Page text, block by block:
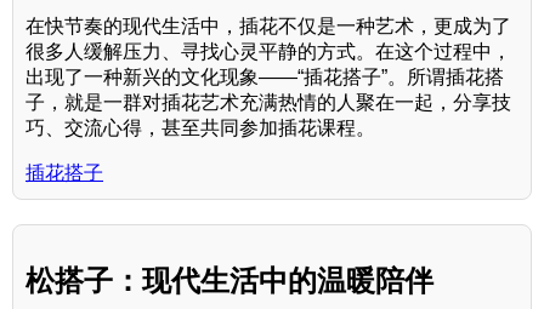
在快节奏的现代生活中，插花不仅是一种艺术，更成为了
很多人缓解压力、寻找心灵平静的方式。在这个过程中，
出现了一种新兴的文化现象——“插花搭子”。所谓插花搭
子，就是一群对插花艺术充满热情的人聚在一起，分享技
巧、交流心得，甚至共同参加插花课程。
插花搭子
松搭子：现代生活中的温暖陪伴